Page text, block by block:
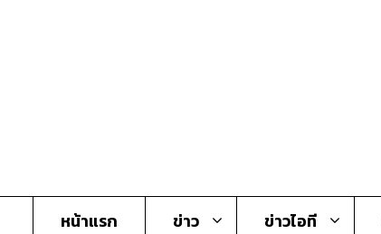
หน้าแรก ข่าว ข่าวไอที